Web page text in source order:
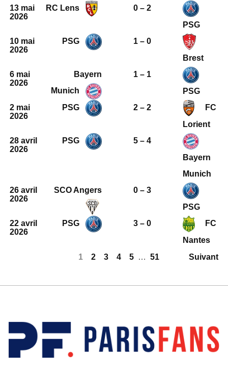
13 mai
2026
RC Lens
0 – 2
PSG
10 mai
2026
PSG
1 – 0
Brest
6 mai
2026
Bayern
Munich
1 – 1
PSG
2 mai
2026
PSG 2 – 2
FC
Lorient
28 avril
2026
PSG
5 – 4
Bayern
Munich
26 avril
2026
SCO Angers
0 – 3
PSG
22 avril
2026
PSG 3 – 0
FC
Nantes
1
2 3 4 5 … 51 Suivant